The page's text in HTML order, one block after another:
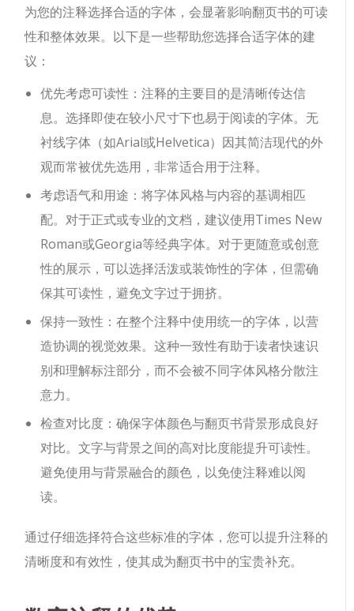
为您的注释选择合适的字体，会显著影响翻页书的可读
性和整体效果。以下是一些帮助您选择合适字体的建
议：
优先考虑可读性：注释的主要目的是清晰传达信
息。选择即使在较小尺寸下也易于阅读的字体。无
衬线字体（如Arial或Helvetica）因其简洁现代的外
观而常被优先选用，非常适合用于注释。
考虑语气和用途：将字体风格与内容的基调相匹
配。对于正式或专业的文档，建议使用Times New
Roman或Georgia等经典字体。对于更随意或创意
性的展示，可以选择活泼或装饰性的字体，但需确
保其可读性，避免文字过于拥挤。
保持一致性：在整个注释中使用统一的字体，以营
造协调的视觉效果。这种一致性有助于读者快速识
别和理解标注部分，而不会被不同字体风格分散注
意力。
检查对比度：确保字体颜色与翻页书背景形成良好
对比。文字与背景之间的高对比度能提升可读性。
避免使用与背景融合的颜色，以免使注释难以阅
读。
通过仔细选择符合这些标准的字体，您可以提升注释的
清晰度和有效性，使其成为翻页书中的宝贵补充。